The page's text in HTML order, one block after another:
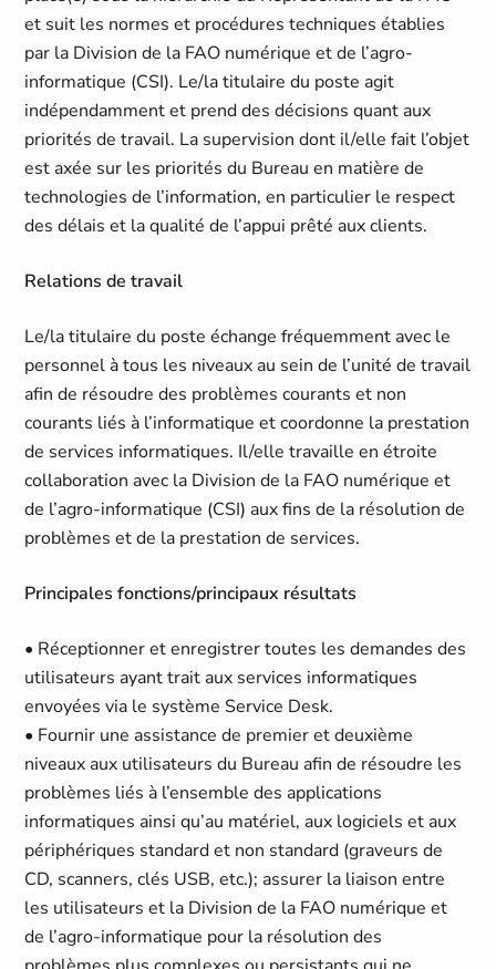
et suit les normes et procédures techniques établies
par la Division de la FAO numérique et de l’agro-
informatique (CSI). Le/la titulaire du poste agit
indépendamment et prend des décisions quant aux
priorités de travail. La supervision dont il/elle fait l’objet
est axée sur les priorités du Bureau en matière de
technologies de l’information, en particulier le respect
des délais et la qualité de l’appui prêté aux clients.
Relations de travail
Le/la titulaire du poste échange fréquemment avec le
personnel à tous les niveaux au sein de l’unité de travail
afin de résoudre des problèmes courants et non
courants liés à l’informatique et coordonne la prestation
de services informatiques. Il/elle travaille en étroite
collaboration avec la Division de la FAO numérique et
de l’agro-informatique (CSI) aux fins de la résolution de
problèmes et de la prestation de services.
Principales fonctions/principaux résultats
• Réceptionner et enregistrer toutes les demandes des
utilisateurs ayant trait aux services informatiques
envoyées via le système Service Desk.
• Fournir une assistance de premier et deuxième
niveaux aux utilisateurs du Bureau afin de résoudre les
problèmes liés à l’ensemble des applications
informatiques ainsi qu’au matériel, aux logiciels et aux
périphériques standard et non standard (graveurs de
CD, scanners, clés USB, etc.); assurer la liaison entre
les utilisateurs et la Division de la FAO numérique et
de l’agro-informatique pour la résolution des